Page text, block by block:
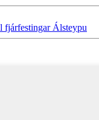
fjárfestingar Álsteypu